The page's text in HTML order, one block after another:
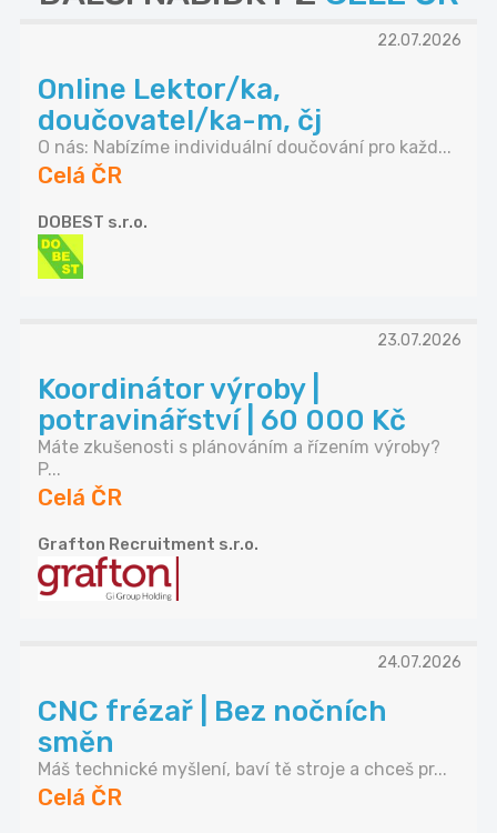
22.07.2026
Online Lektor/ka,
doučovatel/ka-m, čj
O nás: Nabízíme individuální doučování pro každ...
Celá ČR
DOBEST s.r.o.
23.07.2026
Koordinátor výroby |
potravinářství | 60 000 Kč
Máte zkušenosti s plánováním a řízením výroby?
P...
Celá ČR
Grafton Recruitment s.r.o.
24.07.2026
CNC frézař | Bez nočních
směn
Máš technické myšlení, baví tě stroje a chceš pr...
Celá ČR